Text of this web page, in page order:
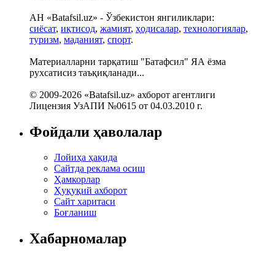
АН «Batafsil.uz» - Ўзбекистон янгиликлари:
сиёсат, иқтисод, жамият, ҳодисалар, технологиялар,
туризм, маданият, спорт.
Материалларни тарқатиш "Батафсил" ЯА ёзма
рухсатисиз таъқиқланади...
© 2009-2026 «Batafsil.uz» ахборот агентлиги
Лицензия УзАПИ №0615 от 04.03.2010 г.
Фойдали ҳаволалар
Лойиҳа ҳақида
Сайтда реклама осиш
Ҳамкорлар
Ҳуқуқий ахборот
Сайт харитаси
Боғланиш
Хабарномалар